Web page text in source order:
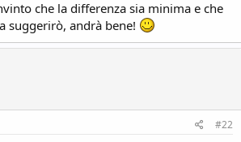
che la differenza sia minima e che
suggerirò, andrà bene!
#22